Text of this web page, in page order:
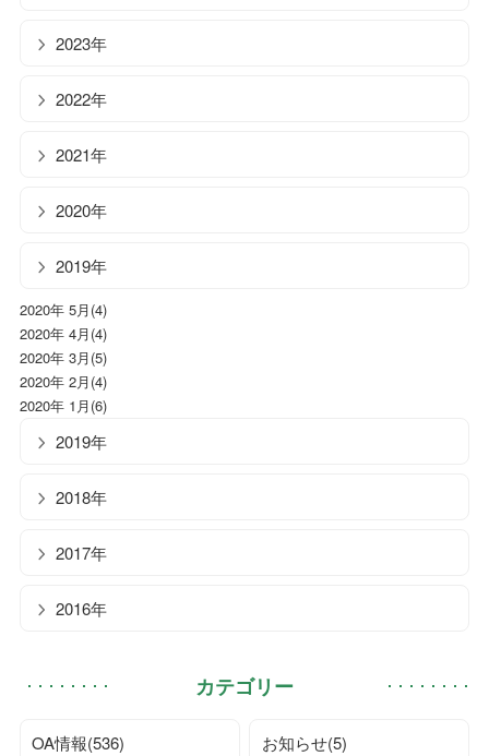
2023年
2022年
2021年
2020年
2019年
2020年 5月(4)
2020年 4月(4)
2020年 3月(5)
2020年 2月(4)
2020年 1月(6)
2019年
2018年
2017年
2016年
カテゴリー
OA情報(536) お知らせ(5)